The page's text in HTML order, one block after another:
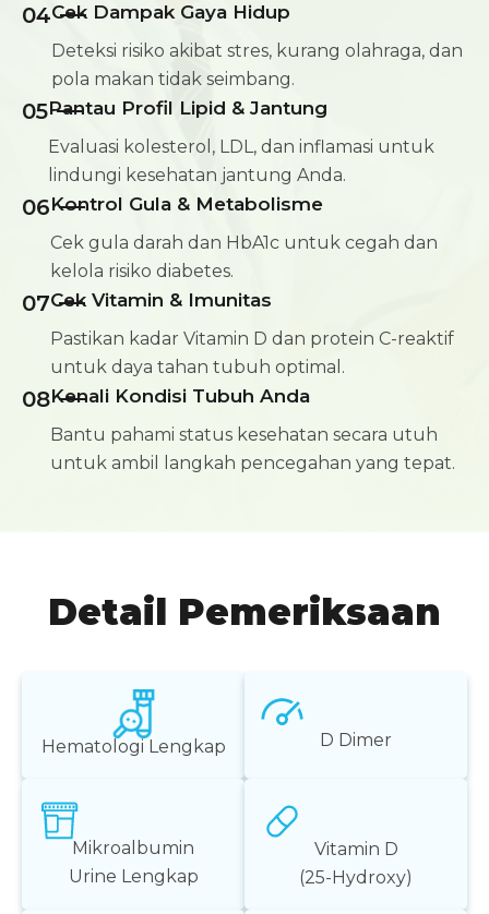
04Cek Dampak Gaya Hidup
Deteksi risiko akibat stres, kurang olahraga, dan
pola makan tidak seimbang.
05Pantau Profil Lipid & Jantung
Evaluasi kolesterol, LDL, dan inflamasi untuk
lindungi kesehatan jantung Anda.
06Kontrol Gula & Metabolisme
Cek gula darah dan HbA1c untuk cegah dan
kelola risiko diabetes.
07Cek Vitamin & Imunitas
Pastikan kadar Vitamin D dan protein C-reaktif
untuk daya tahan tubuh optimal.
08Kenali Kondisi Tubuh Anda
Bantu pahami status kesehatan secara utuh
untuk ambil langkah pencegahan yang tepat.
Detail Pemeriksaan
Hematologi Lengkap D Dimer
Mikroalbumin
Urine Lengkap
Vitamin D
(25-Hydroxy)